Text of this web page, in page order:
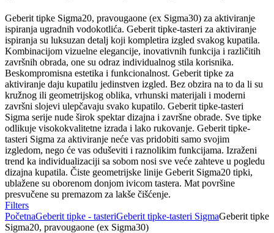
Geberit tipke Sigma20, pravougaone (ex Sigma30) za aktiviranje
ispiranja ugradnih vodokotlića. Geberit tipke-tasteri za aktiviranje
ispiranja su luksuzan detalj koji kompletira izgled svakog kupatila.
Kombinacijom vizuelne elegancije, inovativnih funkcija i različitih
završnih obrada, one su odraz individualnog stila korisnika.
Beskompromisna estetika i funkcionalnost. Geberit tipke za
aktiviranje daju kupatilu jedinstven izgled. Bez obzira na to da li su
kružnog ili geometrijskog oblika, vrhunski materijali i moderni
završni slojevi ulepčavaju svako kupatilo. Geberit tipke-tasteri
Sigma serije nude širok spektar dizajna i završne obrade. Sve tipke
odlikuje visokokvalitetne izrada i lako rukovanje. Geberit tipke-
tasteri Sigma za aktiviranje neće vas pridobiti samo svojim
izgledom, nego će vas oduševiti i raznolikim funkcijama. Izraženi
trend ka individualizaciji sa sobom nosi sve veće zahteve u pogledu
dizajna kupatila. Čiste geometrijske linije Geberit Sigma20 tipki,
ublažene su oborenom donjom ivicom tastera. Mat površine
presvučene su premazom za lakše čišćenje.
Filters
PočetnaGeberit tipke - tasteriGeberit tipke-tasteri SigmaGeberit tipke
Sigma20, pravougaone (ex Sigma30)